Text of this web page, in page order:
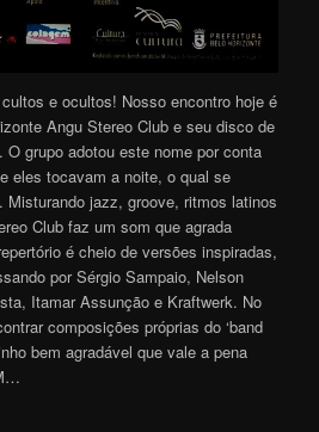
e ocultos! Nosso encontro hoje é
Angu Stereo Club e seu disco de
grupo adotou este nome por conta
eles tocavam a noite, o qual se
jazz, groove, ritmos latinos
Club faz um som que agrada
é cheio de versões inspiradas,
por Sérgio Sampaio, Nelson
Itamar Assunção e Kraftwerk. No
composições próprias do ‘band
bem agradável que vale a pena